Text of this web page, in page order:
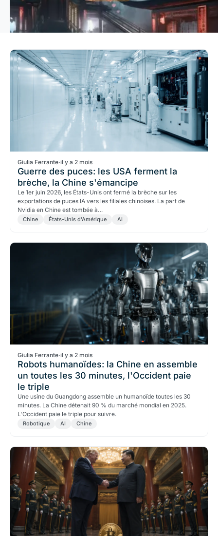
Giulia Ferrante·il y a 2 mois
Guerre des puces: les USA ferment la
brèche, la Chine s'émancipe
Le 1er juin 2026, les États-Unis ont fermé la brèche sur les
exportations de puces IA vers les filiales chinoises. La part de
Nvidia en Chine est tombée à…
Chine États-Unis d'Amérique AI
Giulia Ferrante·il y a 2 mois
Robots humanoïdes: la Chine en assemble
un toutes les 30 minutes, l'Occident paie
le triple
Une usine du Guangdong assemble un humanoïde toutes les 30
minutes. La Chine détenait 90 % du marché mondial en 2025.
L'Occident paie le triple pour suivre.
Robotique AI Chine